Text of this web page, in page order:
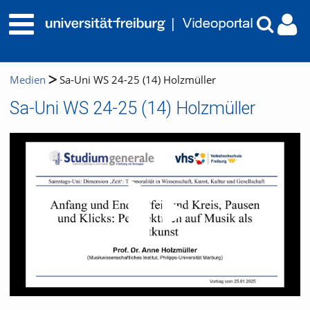
Medien Sa-Uni WS 24-25 (14) Holzmüller
Sa-Uni WS 24-25 (14) Holzmüller